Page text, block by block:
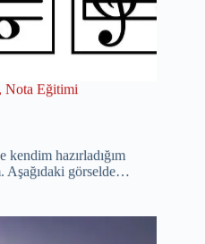
, Nota Eğitimi
hazırladığım
Aşağıdaki görselde…